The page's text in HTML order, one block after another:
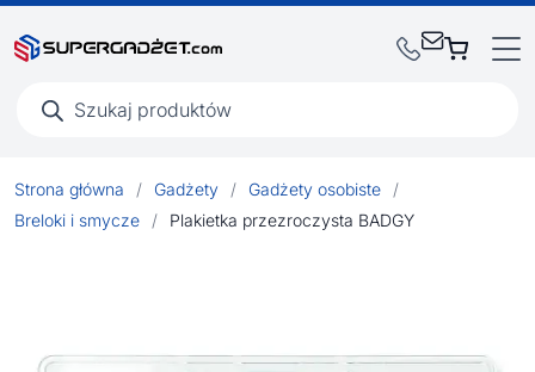
produktów
Strona główna / Gadżety / Gadżety osobiste
/
Breloki i smycze
/ Plakietka przezroczysta BADGY